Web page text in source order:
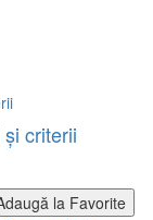
criterii
la Favorite